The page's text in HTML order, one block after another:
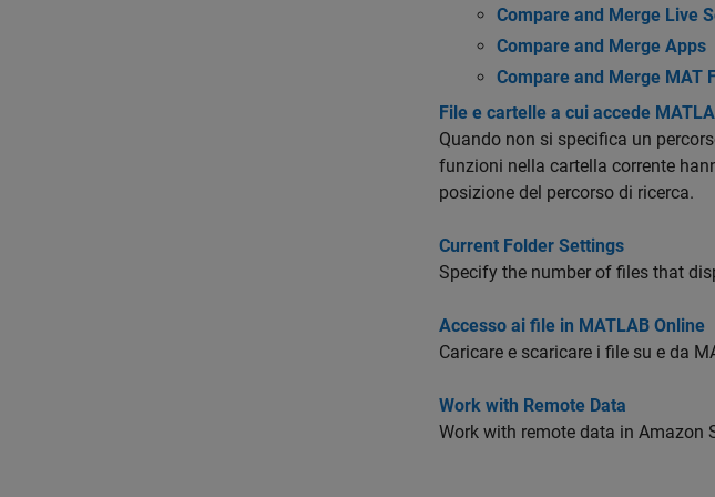
Compare and Merge Live
Compare and Merge Apps
Compare and Merge MAT
File e cartelle a cui accede
Quando non si specifica un
funzioni nella cartella corrente
posizione del percorso di ricerca.
Current Folder Settings
Specify the number of files that
Accesso ai file in MATLAB Online
Caricare e scaricare i file su e da
Work with Remote Data
Work with remote data in Amazon